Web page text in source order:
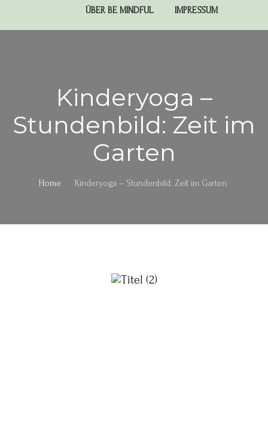
ÜBER BE MINDFUL IMPRESSUM
Kinderyoga –
Stundenbild: Zeit im
Garten
Home Kinderyoga – Stundenbild: Zeit im Garten